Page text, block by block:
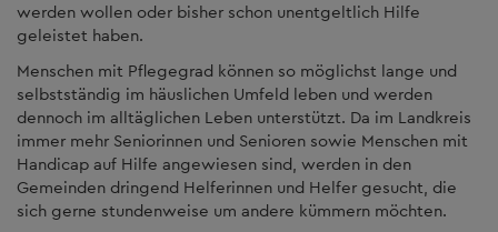
werden wollen oder bisher schon unentgeltlich Hilfe
geleistet haben.
Menschen mit Pflegegrad können so möglichst lange und
selbstständig im häuslichen Umfeld leben und werden
dennoch im alltäglichen Leben unterstützt. Da im Landkreis
immer mehr Seniorinnen und Senioren sowie Menschen mit
Handicap auf Hilfe angewiesen sind, werden in den
Gemeinden dringend Helferinnen und Helfer gesucht, die
sich gerne stundenweise um andere kümmern möchten.